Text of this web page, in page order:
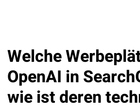
Welche
OpenAI in
wie ist deren